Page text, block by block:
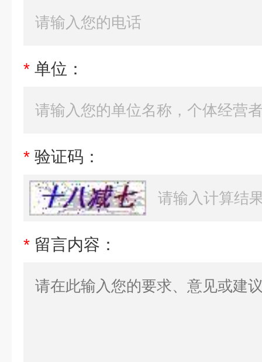
* 单位：
* 验证码：
* 留言内容：